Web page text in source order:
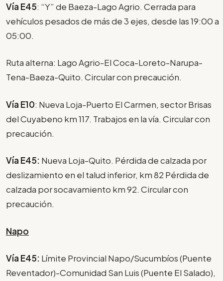
Vía E45: “Y” de Baeza-Lago Agrio. Cerrada para
vehículos pesados de más de 3 ejes, desde las 19:00 a
05:00.
Ruta alterna: Lago Agrio-El Coca-Loreto-Narupa-
Tena-Baeza-Quito. Circular con precaución.
Vía E10: Nueva Loja-Puerto El Carmen, sector Brisas
del Cuyabeno km 117. Trabajos en la vía. Circular con
precaución.
Vía E45: Nueva Loja-Quito. Pérdida de calzada por
deslizamiento en el talud inferior, km 82 Pérdida de
calzada por socavamiento km 92. Circular con
precaución.
Napo
Vía E45: Límite Provincial Napo/Sucumbíos (Puente
Reventador)-Comunidad San Luis (Puente El Salado),